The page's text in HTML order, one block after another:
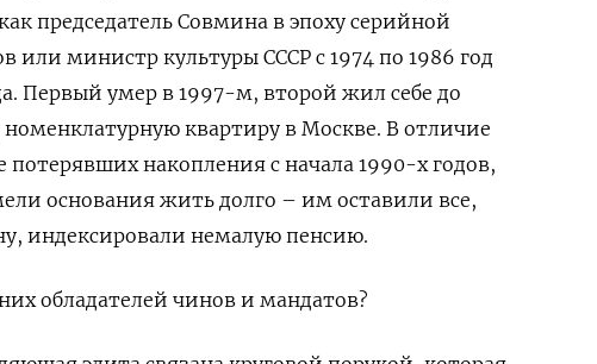
председатель Совмина в эпоху серийной
или министр культуры СССР с 1974 по 1986 год
Первый умер в 1997-м, второй жил себе до
номенклатурную квартиру в Москве. В отличие
накопления с начала 1990-х годов,
основания жить долго – им оставили все,
индексировали немалую пенсию.
обладателей чинов и мандатов?